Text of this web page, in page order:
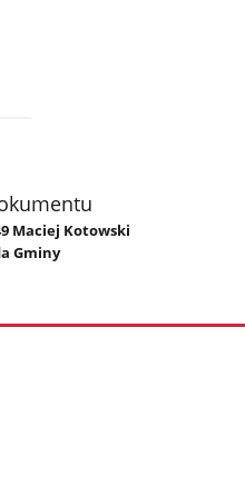
Maciej Kotowski
Gminy